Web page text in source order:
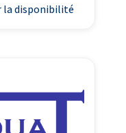
la disponibilité